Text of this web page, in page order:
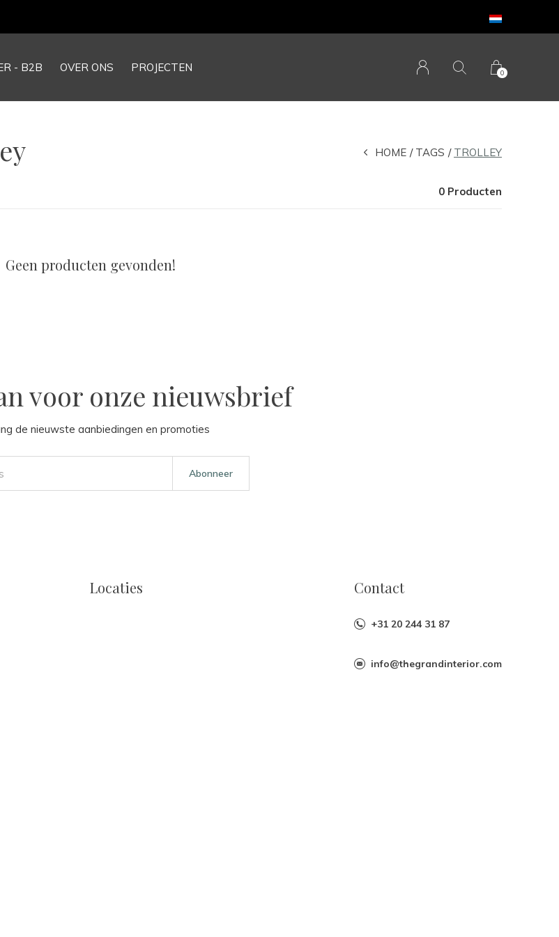
- B2B OVER ONS PROJECTEN 0
HOME TAGS TROLLEY
0 Producten
Geen producten gevonden!
voor onze nieuwsbrief
de nieuwste aanbiedingen en promoties
Abonneer
Locaties Contact
+31 20 244 31 87
info@thegrandinterior.com